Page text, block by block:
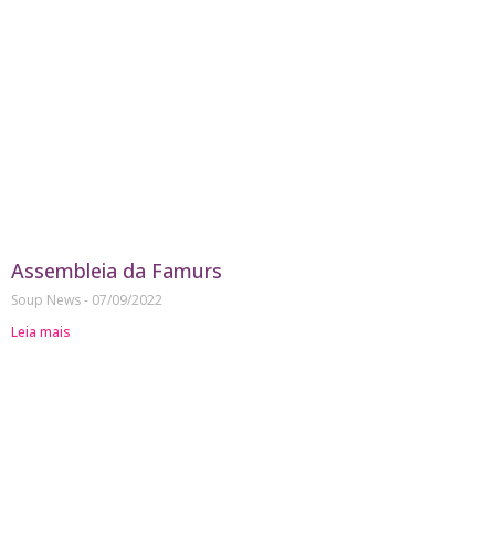
Assembleia da Famurs
Soup News
07/09/2022
Leia mais